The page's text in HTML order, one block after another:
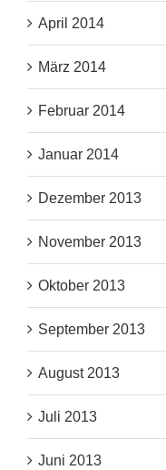
April 2014
März 2014
Februar 2014
Januar 2014
Dezember 2013
November 2013
Oktober 2013
September 2013
August 2013
Juli 2013
Juni 2013